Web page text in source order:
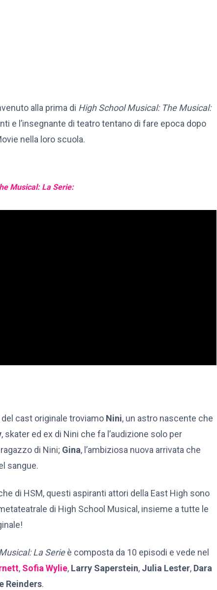
alla prima di High School Musical: The Musical:
e l’insegnante di teatro tentano di fare epoca dopo
nella loro scuola.
Musical: La Serie:
cast originale troviamo Nini, un astro nascente che
, skater ed ex di Nini che fa l’audizione solo per
di Nini; Gina, l’ambiziosa nuova arrivata che
sangue.
di HSM, questi aspiranti attori della East High sono
di High School Musical, insieme a tutte le
La Serieè composta da 10 episodi e vede nel
, Sofia Wylie, Larry Saperstein, Julia Lester, Dara
Reinders.